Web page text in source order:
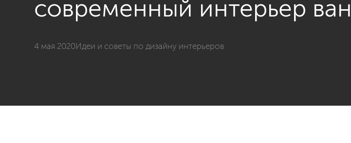
современный интерьер
4 мая 2020Идеи и советы по дизайну интерьеров